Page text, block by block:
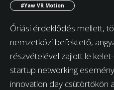
#Yaw VR Motion
Óriási érdeklődés mellett,
nemzetközi befektető,
részvételével zajlott le
startup networking
innovation day csütörtökön